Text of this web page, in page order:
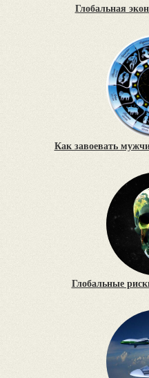
Глобальная
Как завоевать
Глобальные